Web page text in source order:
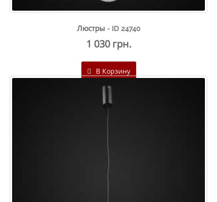
Люстры - ID 24740
1 030 грн.
В Корзину